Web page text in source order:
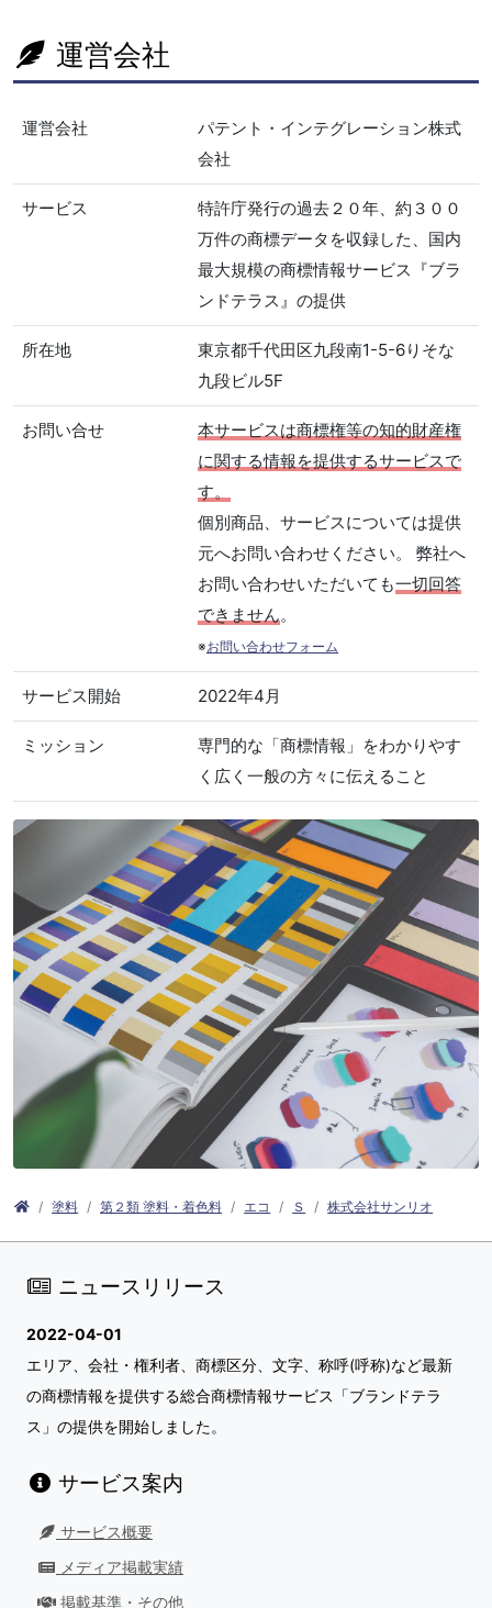
運営会社
運営会社
パテント・インテグレーション株式
会社
サービス
特許庁発行の過去２０年、約３００
万件の商標データを収録した、国内
最大規模の商標情報サービス『ブラ
ンドテラス』の提供
所在地
東京都千代田区九段南1-5-6りそな
九段ビル5F
お問い合せ
本サービスは商標権等の知的財産権
に関する情報を提供するサービスで
す。
個別商品、サービスについては提供
元へお問い合わせください。 弊社へ
お問い合わせいただいても一切回答
できません。
※お問い合わせフォーム
サービス開始 2022年4月
ミッション
専門的な「商標情報」をわかりやす
く広く一般の方々に伝えること
塗料 第２類 塗料・着色料 エコ Ｓ 株式会社サンリオ
ニュースリリース
2022-04-01
エリア、会社・権利者、商標区分、文字、称呼(呼称)など最新
の商標情報を提供する総合商標情報サービス「ブランドテラ
ス」の提供を開始しました。
サービス案内
サービス概要
メディア掲載実績
掲載基準・その他